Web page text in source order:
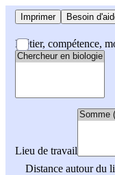
Imprimer Besoin
Métier, compétence,
Lieu de travail
Distance autour du